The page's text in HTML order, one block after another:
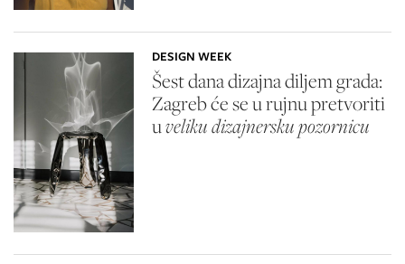
DESIGN WEEK
Šest dana dizajna diljem grada:
Zagreb će se u rujnu pretvoriti
uveliku dizajnersku pozornicu